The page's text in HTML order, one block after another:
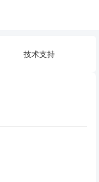
技术支持